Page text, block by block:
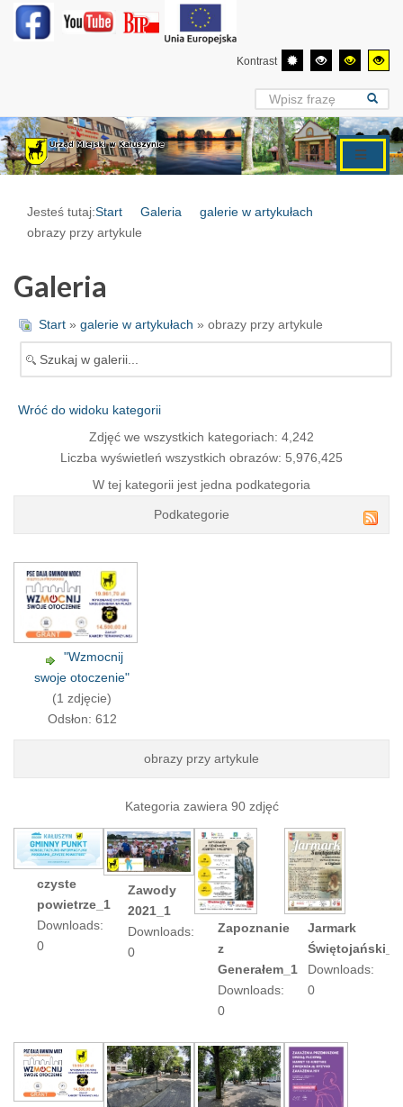
Kontrast
Jesteś tutaj:Start Galeria
galerie w artykułach
obrazy przy artykule
Galeria
Start » galerie w artykułach » obrazy przy artykule
Wróć do widoku kategorii
Zdjęć we wszystkich kategoriach: 4,242
Liczba wyświetleń wszystkich obrazów: 5,976,425
W tej kategorii jest jedna podkategoria
Podkategorie
"Wzmocnij
swoje otoczenie"
(1 zdjęcie)
Odsłon: 612
obrazy przy artykule
Kategoria zawiera 90 zdjęć
czyste
powietrze_1
Downloads:
0
Zawody
2021_1
Downloads:
0
Zapoznanie
z
Generałem_1
Downloads:
0
Jarmark
Świętojański_1
Downloads:
0